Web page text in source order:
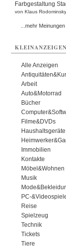
Farbgestaltung
von Klaus Rodominsky
...mehr Meinungen
KLEINANZEIGEN
Alle Anzeigen
Arbeit
Auto&Motorrad
Bücher
Filme&DVDs
Haushaltsgeräte
Immobilien
Kontakte
Möbel&Wohnen
Musik
PC-
Reise
Spielzeug
Technik
Tickets
Tiere